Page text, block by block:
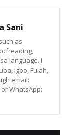
Sani
as
language. I
Igbo, Fulah,
email:
WhatsApp: